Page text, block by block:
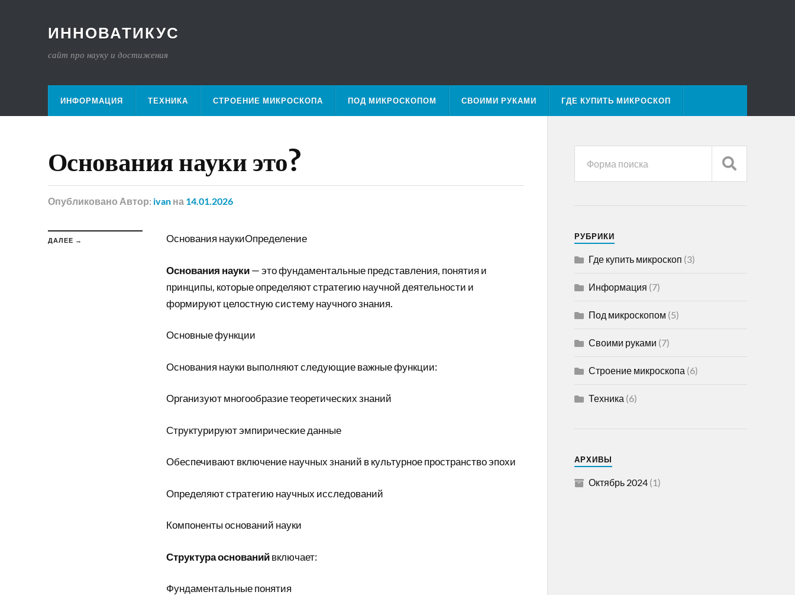
ИННОВАТИКУС
сайт про науку и достижения
ИНФОРМАЦИЯ ТЕХНИКА СТРОЕНИЕ МИКРОСКОПА ПОД МИКРОСКОПОМ СВОИМИ РУКАМИ ГДЕ КУПИТЬ МИКРОСКОП
Основания науки это?
Опубликовано Автор: ivan на 14.01.2026
ДАЛЕЕ → Основания наукиОпределение
Основания науки— это фундаментальные представления, понятия и
принципы, которые определяют стратегию научной деятельности и
формируют целостную систему научного знания.
Основные функции
Основания науки выполняют следующие важные функции:
Организуют многообразие теоретических знаний
Структурируют эмпирические данные
Обеспечивают включение научных знаний в культурное пространство эпохи
Определяют стратегию научных исследований
Компоненты оснований науки
Структура основанийвключает:
Фундаментальные понятия
РУБРИКИ
Где купить микроскоп (3)
Информация (7)
Под микроскопом (5)
Своими руками (7)
Строение микроскопа (6)
Техника (6)
АРХИВЫ
Октябрь 2024(1)